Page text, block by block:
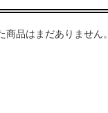
商品はまだありません。